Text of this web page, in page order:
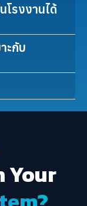
รงงานได้
ะกับ
Your